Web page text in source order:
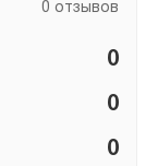
0 отзывов
0
0
0